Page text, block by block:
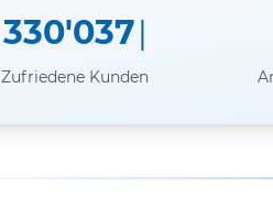
330'037
Zufriedene Kunden